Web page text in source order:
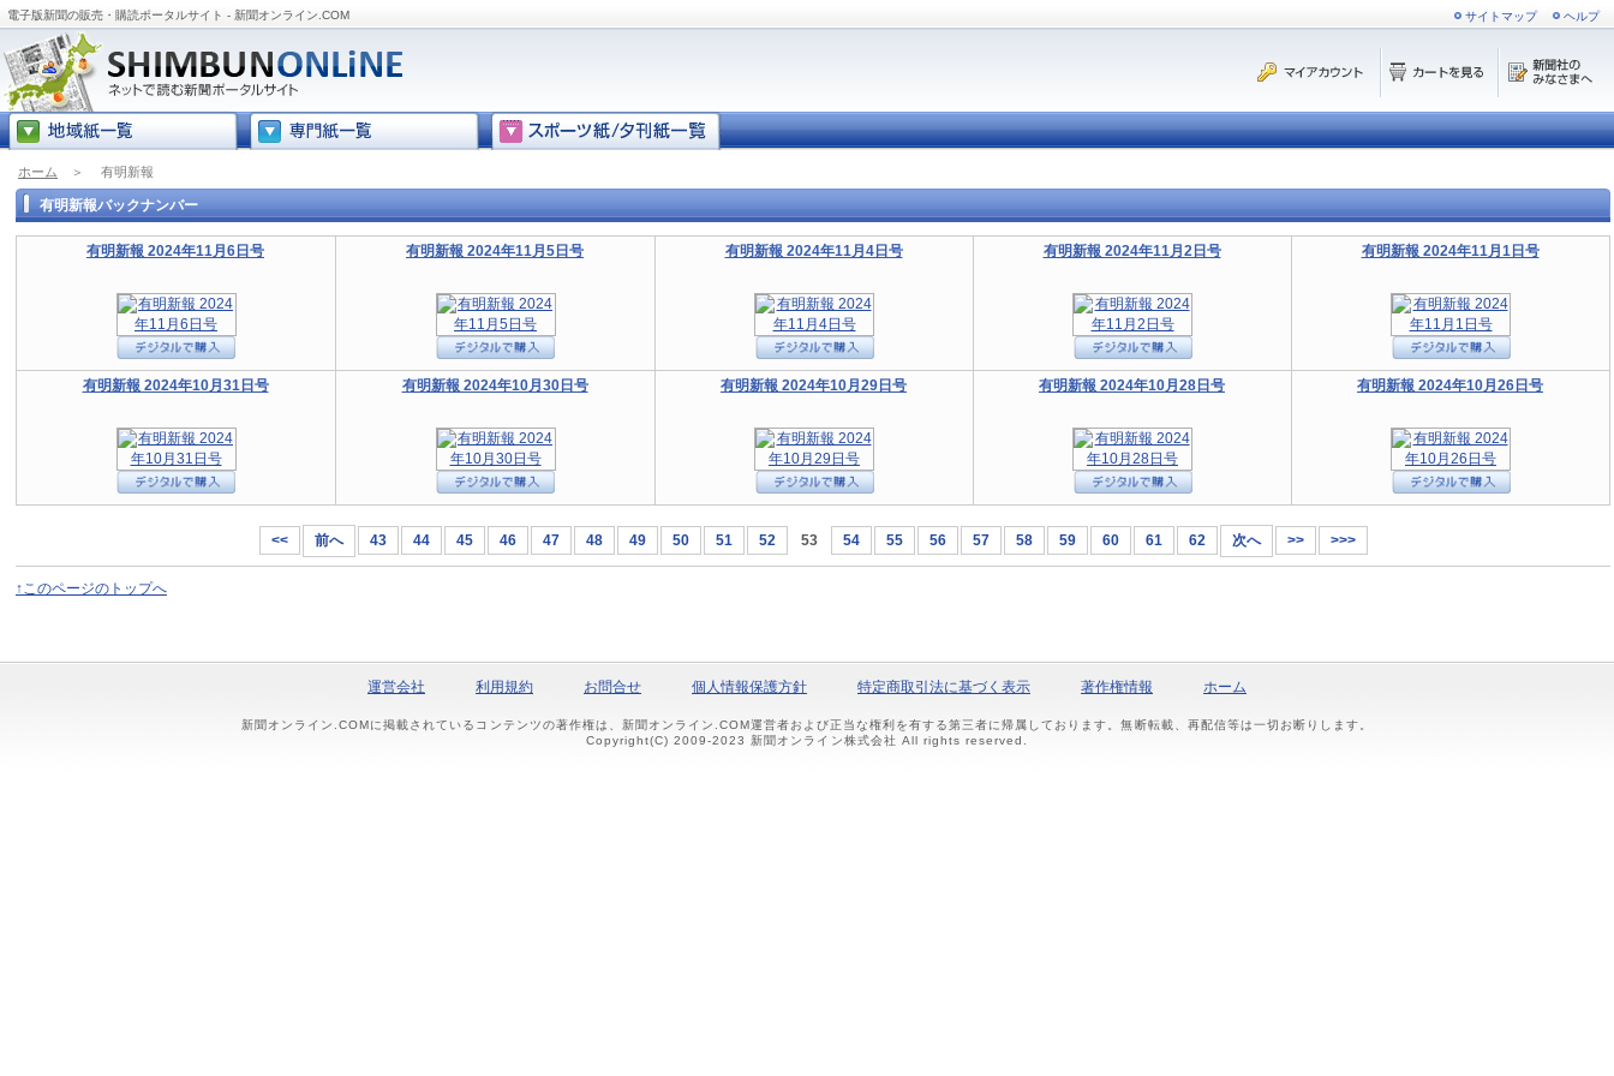
電子版新聞の販売・購読ポータルサイト - 新聞オンライン.COM サイトマップ ヘルプ
ホーム ＞ 有明新報
有明新報バックナンバー
有明新報 2024年11月6日号 有明新報 2024年11月5日号 有明新報 2024年11月4日号 有明新報 2024年11月2日号 有明新報 2024年11月1日号
有明新報 2024年10月31日号 有明新報 2024年10月30日号 有明新報 2024年10月29日号 有明新報 2024年10月28日号 有明新報 2024年10月26日号
<< 前へ 43 44 45 46 47 48 49 50 51 52 53 54 55 56 57 58 59 60 61 62 次へ >> >>>
↑このページのトップへ
運営会社 利用規約 お問合せ 個人情報保護方針 特定商取引法に基づく表示 著作権情報 ホーム
新聞オンライン.COMに掲載されているコンテンツの著作権は、新聞オンライン.COM運営者および正当な権利を有する第三者に帰属しております。無断転載、再配信等は一切お断りします。
Copyright(C) 2009-2023 新聞オンライン株式会社 All rights reserved.